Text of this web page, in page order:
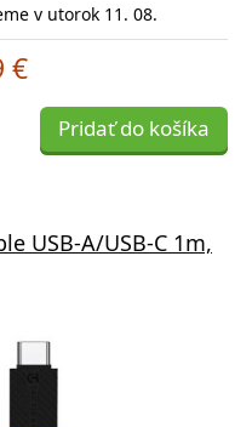
v utorok 11. 08.
€
Pridať do košíka
USB-A/USB-C 1m,